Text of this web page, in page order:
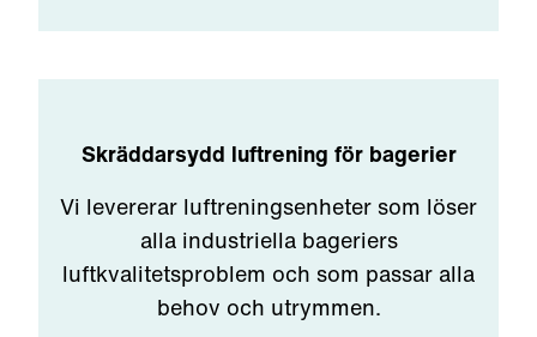
Skräddarsydd luftrening för bagerier
Vi levererar luftreningsenheter som löser
alla industriella bageriers
luftkvalitetsproblem och som passar alla
behov och utrymmen.